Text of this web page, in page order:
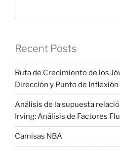
Recent Posts
Ruta de Crecimiento de los
Dirección y Punto de
Análisis de la supuesta
Irving: Análisis de Factores
Camisas NBA